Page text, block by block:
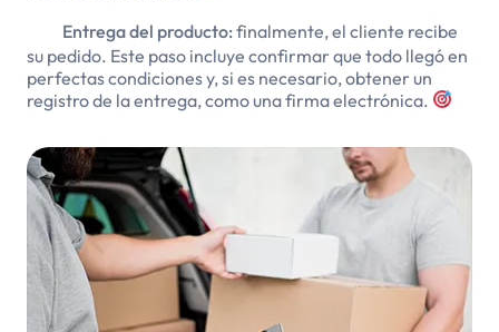
Entrega del producto:finalmente, el cliente recibe
su pedido. Este paso incluye confirmar que todo llegó en
perfectas condiciones y, si es necesario, obtener un
registro de la entrega, como una firma electrónica.